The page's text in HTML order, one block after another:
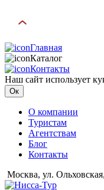
Главная
Каталог
Контакты
Наш сайт использует
Ок
О компании
Туристам
Агентствам
Блог
Контакты
Москва, ул.